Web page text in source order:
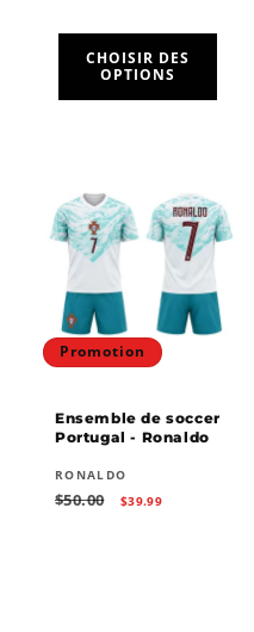
CHOISIR DES
OPTIONS
Promotion
Ensemble de soccer
Portugal - Ronaldo
Fournisseur :
RONALDO
Prix
$50.00
Prix
$39.99